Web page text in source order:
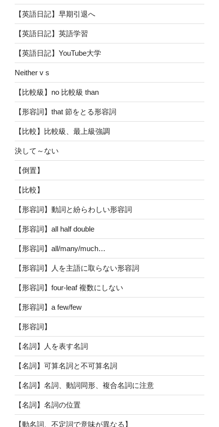
【英語日記】早期引退へ
【英語日記】英語学習
【英語日記】YouTube大学
Neither v s
【比較級】no 比較級 than
【形容詞】that 節をとる形容詞
【比較】比較級、最上級強調
決して～ない
【倒置】
【比較】
【形容詞】動詞と紛らわしい形容詞
【形容詞】all half double
【形容詞】all/many/much…
【形容詞】人を主語に取らない形容詞
【形容詞】four-leaf 複数にしない
【形容詞】a few/few
【形容詞】
【名詞】人を表す名詞
【名詞】可算名詞と不可算名詞
【名詞】名詞、動詞同形、複合名詞に注意
【名詞】名詞の位置
【動名詞、不定詞で意味が異なる】